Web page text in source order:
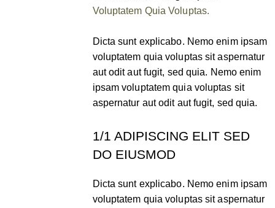
Voluptatem Quia Voluptas.
Dicta sunt explicabo. Nemo enim ipsam
voluptatem quia voluptas sit aspernatur
aut odit aut fugit, sed quia. Nemo enim
ipsam voluptatem quia voluptas sit
aspernatur aut odit aut fugit, sed quia.
1/1 ADIPISCING ELIT SED
DO EIUSMOD
Dicta sunt explicabo. Nemo enim ipsam
voluptatem quia voluptas sit aspernatur